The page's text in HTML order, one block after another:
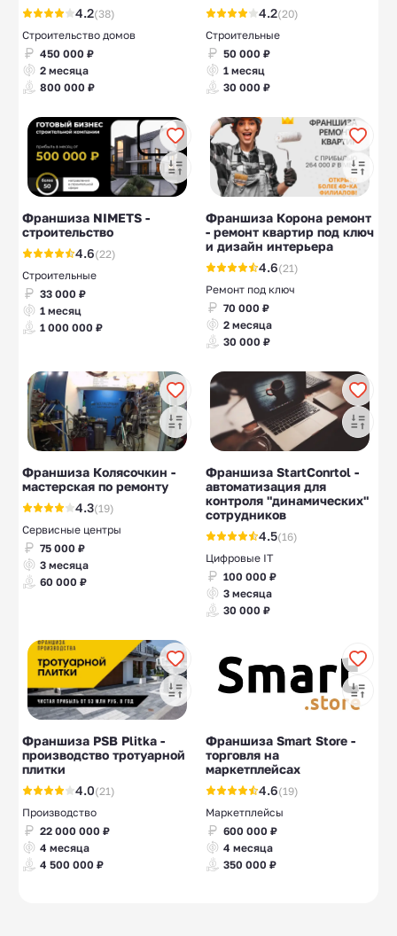
4.2(38)
Строительство домов
450 000 ₽
2 месяца
800 000 ₽
4.2(20)
Строительные
50 000 ₽
1 месяц
30 000 ₽
Франшиза NIMETS -
строительство
4.6(22)
Строительные
33 000 ₽
1 месяц
1 000 000 ₽
Франшиза Корона ремонт
- ремонт квартир под ключ
и дизайн интерьера
4.6(21)
Ремонт под ключ
70 000 ₽
2 месяца
30 000 ₽
Франшиза Колясочкин -
мастерская по ремонту
4.3(19)
Сервисные центры
75 000 ₽
3 месяца
60 000 ₽
Франшиза StartConrtol -
автоматизация для
контроля "динамических"
сотрудников
4.5(16)
Цифровые IT
100 000 ₽
3 месяца
30 000 ₽
Франшиза PSB Plitka -
производство тротуарной
плитки
4.0(21)
Производство
22 000 000 ₽
4 месяца
4 500 000 ₽
Франшиза Smart Store -
торговля на
маркетплейсах
4.6(19)
Маркетплейсы
600 000 ₽
4 месяца
350 000 ₽